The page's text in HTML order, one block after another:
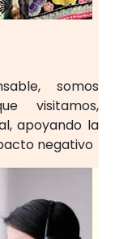
somos
visitamos,
apoyando la
negativo